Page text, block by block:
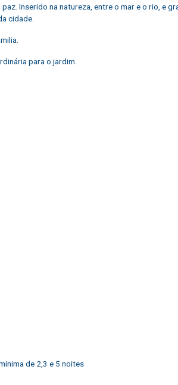
Inserido na natureza, entre o mar e o rio, e
cidade.
para o jardim.
de 2,3 e 5 noites